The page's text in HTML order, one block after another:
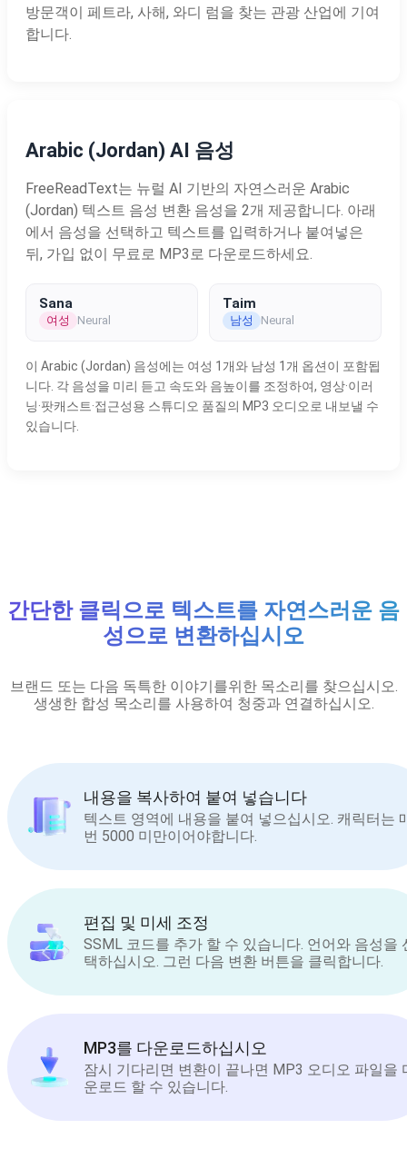
방문객이 페트라, 사해, 와디 럼을 찾는 관광 산업에 기여
합니다.
Arabic (Jordan) AI 음성
FreeReadText는 뉴럴 AI 기반의 자연스러운 Arabic
(Jordan) 텍스트 음성 변환 음성을 2개 제공합니다. 아래
에서 음성을 선택하고 텍스트를 입력하거나 붙여넣은
뒤, 가입 없이 무료로 MP3로 다운로드하세요.
Sana
여성 Neural
Taim
남성 Neural
이 Arabic (Jordan) 음성에는 여성 1개와 남성 1개 옵션이 포함됩
니다. 각 음성을 미리 듣고 속도와 음높이를 조정하여, 영상·이러
닝·팟캐스트·접근성용 스튜디오 품질의 MP3 오디오로 내보낼 수
있습니다.
간단한 클릭으로 텍스트를 자연스러운 음
성으로 변환하십시오
브랜드 또는 다음 독특한 이야기를위한 목소리를 찾으십시오.
생생한 합성 목소리를 사용하여 청중과 연결하십시오.
내용을 복사하여 붙여 넣습니다
텍스트 영역에 내용을 붙여 넣으십시오. 캐릭터는
번 5000 미만이어야합니다.
편집 및 미세 조정
SSML 코드를 추가 할 수 있습니다. 언어와 음성을
택하십시오. 그런 다음 변환 버튼을 클릭합니다.
MP3를 다운로드하십시오
잠시 기다리면 변환이 끝나면 MP3 오디오 파일을
운로드 할 수 있습니다.